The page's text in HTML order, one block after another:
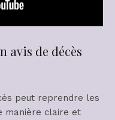
avis de décès
peut reprendre les
manière claire et